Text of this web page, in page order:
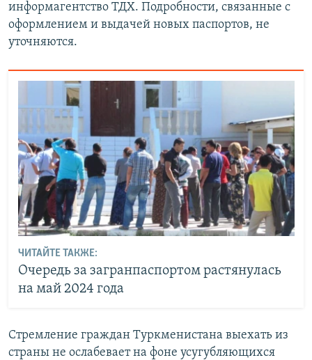
информагентство ТДХ. Подробности, связанные с
оформлением и выдачей новых паспортов, не
уточняются.
ЧИТАЙТЕ ТАКЖЕ:
Очередь за загранпаспортом растянулась
на май 2024 года
Стремление граждан Туркменистана выехать из
страны не ослабевает на фоне усугубляющихся